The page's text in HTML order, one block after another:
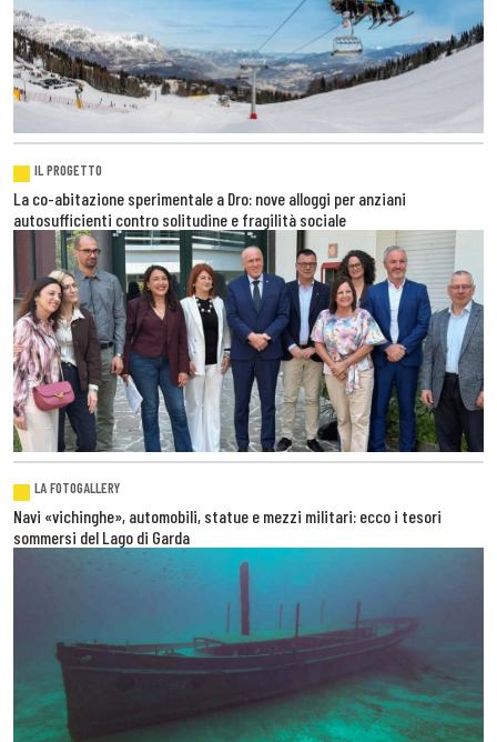
IL PROGETTO
La co-abitazione sperimentale a Dro: nove alloggi per anziani
autosufficienti contro solitudine e fragilità sociale
LA FOTOGALLERY
Navi «vichinghe», automobili, statue e mezzi militari: ecco i tesori
sommersi del Lago di Garda